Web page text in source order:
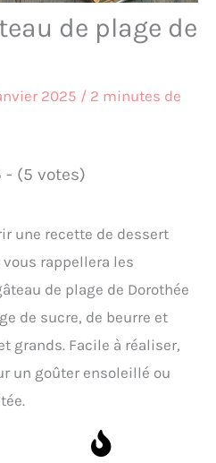
de plage de
2025 / 2 minutes de
- (5 votes)
une recette de dessert
rappellera les
de plage de Dorothée
de sucre, de beurre et
grands. Facile à réaliser,
un goûter ensoleillé ou